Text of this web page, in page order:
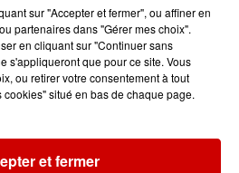
sur "Accepter et fermer", ou affiner en
partenaires dans "Gérer mes choix".
en cliquant sur "Continuer sans
s'appliqueront que pour ce site. Vous
ou retirer votre consentement à tout
situé en bas de chaque page.
et fermer